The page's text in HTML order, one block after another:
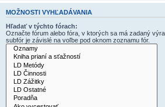
MOŽNOSTI VYHĽADÁVANIA
Hľadať v týchto fórach:
Označte fórum alebo fóra, v ktorých sa má zadaný
subfór je závislé na voľbe pod oknom zoznamu fór.